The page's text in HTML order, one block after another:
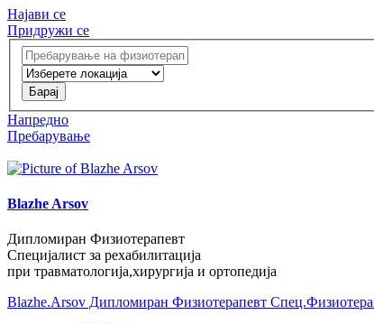
Најави се
Придружи се
Напредно
Пребарување
Blazhe Arsov
Дипломиран Физиотерапевт
Специјалист за рехабилитација
при травматологија,хирургија и ортопедија
Blazhe.Arsov Дипломиран Физиотерапевт